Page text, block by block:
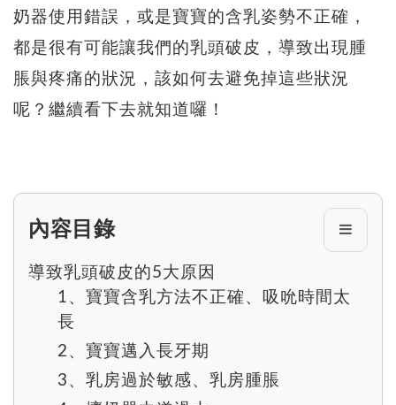
奶器使用錯誤，或是寶寶的含乳姿勢不正確，
都是很有可能讓我們的乳頭破皮，導致出現腫
脹與疼痛的狀況，該如何去避免掉這些狀況
呢？繼續看下去就知道囉！
內容目錄
導致乳頭破皮的5大原因
1、寶寶含乳方法不正確、吸吮時間太
長
2、寶寶邁入長牙期
3、乳房過於敏感、乳房腫脹